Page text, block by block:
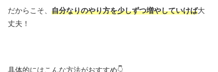
だからこそ、 自分なりのやり方を少しずつ増やしていけば大
丈夫！
具体的にはこんな方法がおすすめ👇